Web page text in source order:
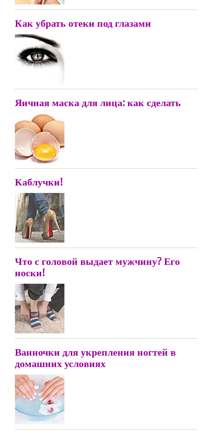
Как убрать отеки под глазами
Яичная маска для лица: как сделать
Каблучки!
Что с головой выдает мужчину? Его
носки!
Ванночки для укрепления ногтей в
домашних условиях